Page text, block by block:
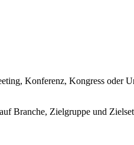
Konferenz, Kongress oder
Branche, Zielgruppe und